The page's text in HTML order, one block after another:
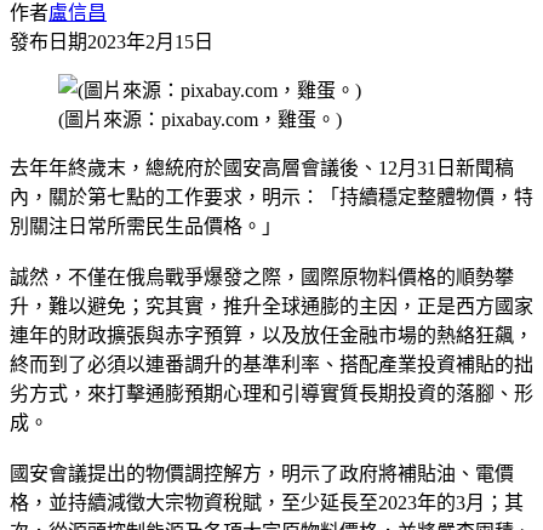
作者盧信昌
發布日期2023年2月15日
(圖片來源：pixabay.com，雞蛋。)
去年年終歲末，總統府於國安高層會議後、12月31日新聞稿
內，關於第七點的工作要求，明示：「持續穩定整體物價，特
別關注日常所需民生品價格。」
誠然，不僅在俄烏戰爭爆發之際，國際原物料價格的順勢攀
升，難以避免；究其實，推升全球通膨的主因，正是西方國家
連年的財政擴張與赤字預算，以及放任金融市場的熱絡狂飆，
終而到了必須以連番調升的基準利率、搭配產業投資補貼的拙
劣方式，來打擊通膨預期心理和引導實質長期投資的落腳、形
成。
國安會議提出的物價調控解方，明示了政府將補貼油、電價
格，並持續減徵大宗物資稅賦，至少延長至2023年的3月；其